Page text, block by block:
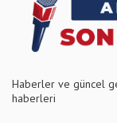
Haberler ve güncel
haberleri